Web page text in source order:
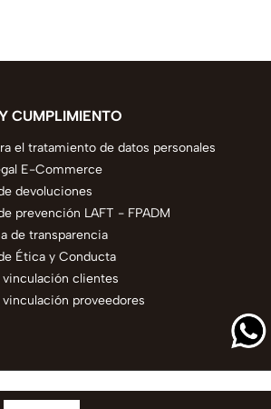
CUMPLIMIENTO
el tratamiento de datos personales
E-Commerce
devoluciones
prevención LAFT - FPADM
de transparencia
Ética y Conducta
vinculación clientes
proveedores